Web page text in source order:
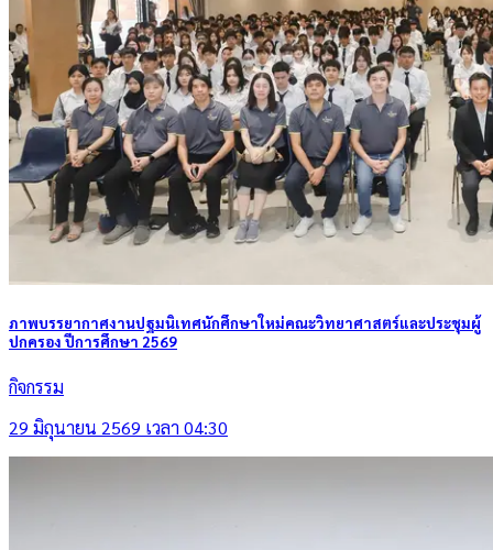
ภาพบรรยากาศงานปฐมนิเทศนักศึกษาใหม่คณะวิทยาศาสตร์และประชุมผู้
ปกครอง ปีการศึกษา 2569
กิจกรรม
29 มิถุนายน 2569 เวลา 04:30